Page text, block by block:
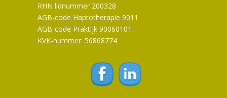
RHN lidnummer 200328
AGB-code Haptotherapie 9011
AGB-code Praktijk 90060101
KVK-nummer: 56868774